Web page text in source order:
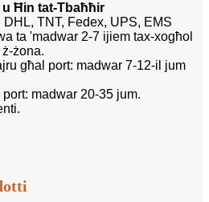
u Ħin tat-Tbaħħir
TNT, Fedex, UPS, EMS
ta 'madwar 2-7 ijiem tax-xogħol
żona.
għal port: madwar 7-12-il jum
madwar 20-35 jum.